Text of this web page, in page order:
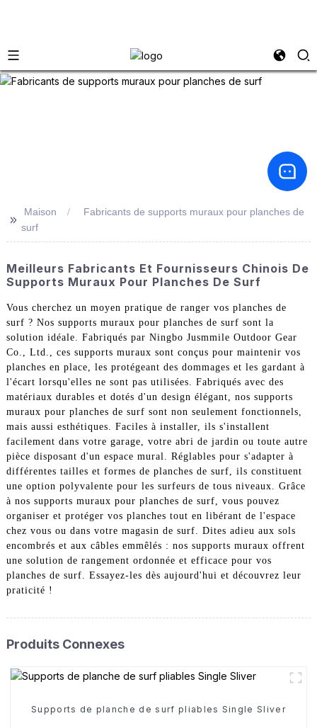
>> Maison
Fabricants de supports muraux pour planches de
surf
Meilleurs Fabricants Et Fournisseurs Chinois De
Supports Muraux Pour Planches De Surf
Vous cherchez un moyen pratique de ranger vos planches de
surf ? Nos supports muraux pour planches de surf sont la
solution idéale. Fabriqués par Ningbo Jusmmile Outdoor Gear
Co., Ltd., ces supports muraux sont conçus pour maintenir vos
planches en place, les protégeant des dommages et les gardant à
l'écart lorsqu'elles ne sont pas utilisées. Fabriqués avec des
matériaux durables et dotés d'un design élégant, nos supports
muraux pour planches de surf sont non seulement fonctionnels,
mais aussi esthétiques. Faciles à installer, ils s'installent
facilement dans votre garage, votre abri de jardin ou toute autre
pièce disposant d'un espace mural. Réglables pour s'adapter à
différentes tailles et formes de planches de surf, ils constituent
une option polyvalente pour les surfeurs de tous niveaux. Grâce
à nos supports muraux pour planches de surf, vous pouvez
organiser et protéger vos planches tout en libérant de l'espace
chez vous ou dans votre magasin de surf. Dites adieu aux sols
encombrés et aux câbles emmêlés : nos supports muraux offrent
une solution de rangement ordonnée et efficace pour vos
planches de surf. Essayez-les dès aujourd'hui et découvrez leur
praticité !
Produits Connexes
Supports de planche de surf pliables Single Sliver